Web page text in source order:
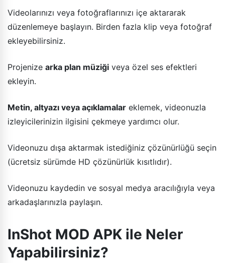
Videolarınızı veya fotoğraflarınızı içe aktararak
düzenlemeye başlayın. Birden fazla klip veya fotoğraf
ekleyebilirsiniz.
Projenize arka plan müziği veya özel ses efektleri
ekleyin.
Metin, altyazı veya açıklamalar eklemek, videonuzla
izleyicilerinizin ilgisini çekmeye yardımcı olur.
Videonuzu dışa aktarmak istediğiniz çözünürlüğü seçin
(ücretsiz sürümde HD çözünürlük kısıtlıdır).
Videonuzu kaydedin ve sosyal medya aracılığıyla veya
arkadaşlarınızla paylaşın.
InShot MOD APK ile Neler
Yapabilirsiniz?